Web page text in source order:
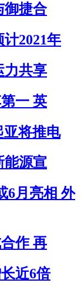
御捷合
2021年
力共享
一 英
亚将推电
能源宣
6月亮相 外
作 再
近6倍